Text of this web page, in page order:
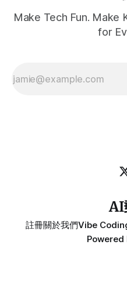
Make Tech Fun. Make
for
AI
註冊關於我們Vibe
Powered